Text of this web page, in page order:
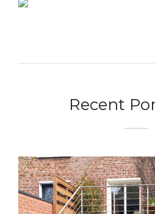
Recent